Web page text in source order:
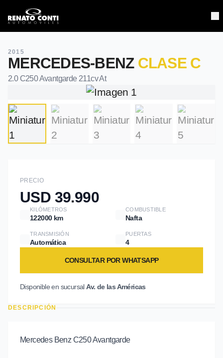
Home
Unidades
Home
Unidades
2015
MERCEDES-BENZ CLASE C
2.0 C250 Avantgarde 211cv At
PRECIO
USD 39.990
KILÓMETROS
122000 km
COMBUSTIBLE
Nafta
TRANSMISIÓN
Automática
PUERTAS
4
CONSULTAR POR WHATSAPP
Disponible en sucursal Av. de las Américas
DESCRIPCIÓN
Mercedes Benz C250 Avantgarde